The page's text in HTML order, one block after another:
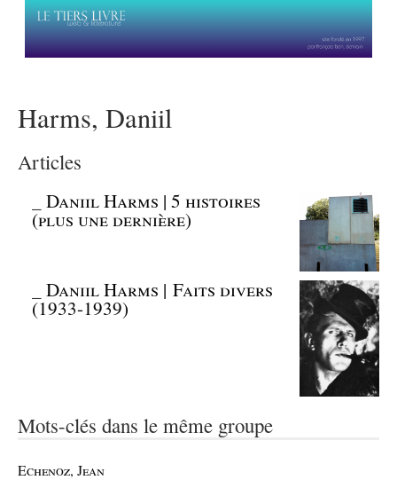
Harms, Daniil
Articles
_Daniil Harms | 5 histoires
(plus une dernière)
_Daniil Harms | Faits divers
(1933-1939)
Mots-clés dans le même groupe
Echenoz, Jean